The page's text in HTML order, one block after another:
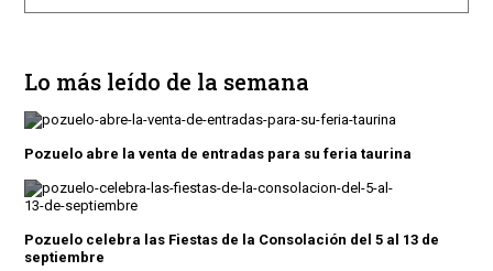
Lo más leído de la semana
Pozuelo abre la venta de entradas para su feria taurina
Pozuelo celebra las Fiestas de la Consolación del 5 al 13 de
septiembre